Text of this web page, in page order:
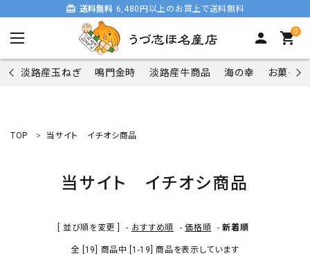
card_giftcard 送料無料 6,480円以上のお買上で送料無料
person 0
shopping_cart
淡路産玉ねぎ 鳴門金時 淡路産牛商品 海の幸 お菓子類
淡路産玉ねぎ
TOP 当サイト イチオシ商品
当サイト イチオシ商品
[ 並び順を変更 ] - おすすめ順 -価格順 -新着順
全 [19] 商品中 [1-19] 商品を表示しています